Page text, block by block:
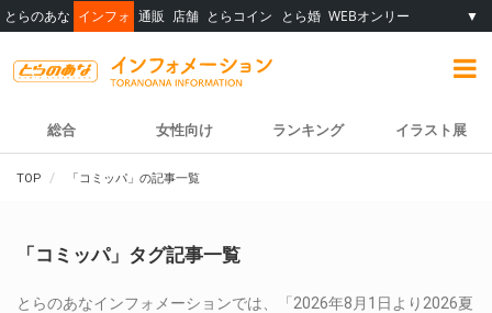
とらのあな インフォ 通販 店舗 とらコイン とら婚 WEBオンリー ▼
総合 女性向け ランキング イラスト展
TOP 「コミッパ」の記事一覧
「コミッパ」タグ記事一覧
とらのあなインフォメーションでは、「2026年8月1日より2026夏